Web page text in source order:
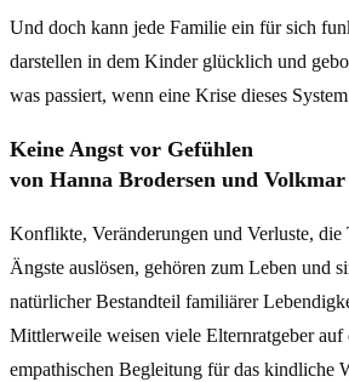
Und doch kann jede Familie ein für sich
darstellen in dem Kinder glücklich und
was passiert, wenn eine Krise dieses
Keine Angst vor Gefühlen
von Hanna Brodersen und
Konflikte, Veränderungen und Verluste, die
Ängste auslösen, gehören zum Leben und
natürlicher Bestandteil familiärer
Mittlerweile weisen viele Elternratgeber auf
empathischen Begleitung für das kindliche